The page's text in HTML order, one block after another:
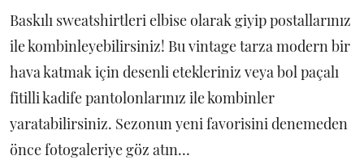
Baskılı sweatshirtleri elbise olarak giyip postallarınız
ile kombinleyebilirsiniz! Bu vintage tarza modern bir
hava katmak için desenli etekleriniz veya bol paçalı
fitilli kadife pantolonlarınız ile kombinler
yaratabilirsiniz. Sezonun yeni favorisini denemeden
önce fotogaleriye göz atın…